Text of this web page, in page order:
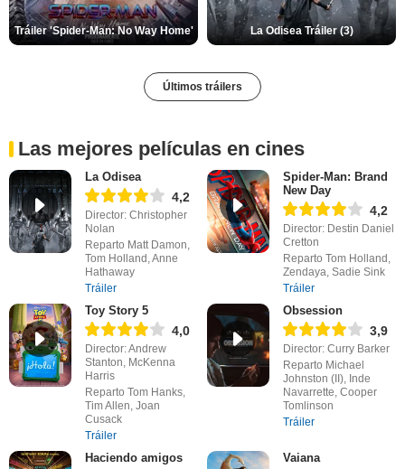
Tráiler 'Spider-Man: No Way Home' La Odisea Tráiler (3)
Últimos tráilers
Las mejores películas en cines
La Odisea
4,2
Director: Christopher
Nolan
Reparto Matt Damon,
Tom Holland, Anne
Hathaway
Tráiler
Spider-Man: Brand
New Day
4,2
Director: Destin Daniel
Cretton
Reparto Tom Holland,
Zendaya, Sadie Sink
Tráiler
Toy Story 5
4,0
Director: Andrew
Stanton, McKenna
Harris
Reparto Tom Hanks,
Tim Allen, Joan
Cusack
Tráiler
Obsession
3,9
Director: Curry Barker
Reparto Michael
Johnston (II), Inde
Navarrette, Cooper
Tomlinson
Tráiler
Haciendo amigos Vaiana